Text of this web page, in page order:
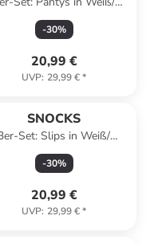
Schwarz/ Grau
-30%
20,99 €
UVP: 29,99 €*
SNOCKS
Set: Slips in Weiß/
Schwarz/ Grau
-30%
20,99 €
UVP: 29,99 €*